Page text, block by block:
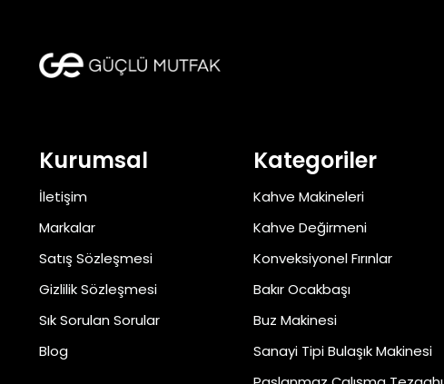
Kurumsal
İletişim
Markalar
Satış Sözleşmesi
Gizlilik Sözleşmesi
Sık Sorulan Sorular
Blog
Kategoriler
Kahve Makineleri
Kahve Değirmeni
Konveksiyonel Fırınlar
Bakır Ocakbaşı
Buz Makinesi
Sanayi Tipi Bulaşık Makinesi